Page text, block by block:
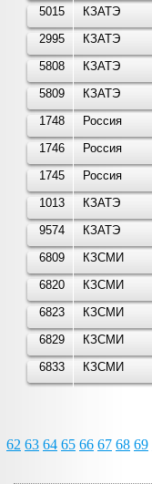
5015
КЗАТЭ
2995
КЗАТЭ
5808
КЗАТЭ
5809
КЗАТЭ
1748
Россия
1746
Россия
1745
Россия
1013
КЗАТЭ
9574
КЗАТЭ
6809
КЗСМИ
6820
КЗСМИ
6823
КЗСМИ
6829
КЗСМИ
6833
КЗСМИ
62 63 64 65 66 67 68 69